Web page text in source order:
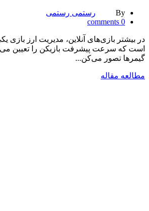
By
رستمی رستمی
0
comments
در بیشتر بازی‌های آنلاین، مدیریت ارز بازی
است که سرعت پیشرفت بازیکن را تعیین
گیمرها تصور می‌کن...
مطالعه مقاله